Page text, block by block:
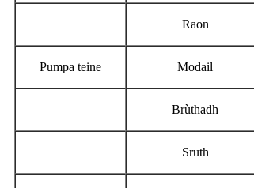
Raon
Pumpa teine Modail
Brùthadh
Sruth